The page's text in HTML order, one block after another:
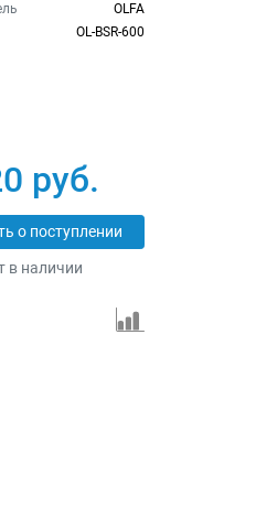
OLFA
OL-BSR-600
руб.
о поступлении
в наличии